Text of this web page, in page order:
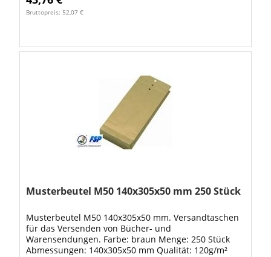
Bruttopreis: 52,07 €
Musterbeutel M50 140x305x50 mm 250 Stück
Musterbeutel M50 140x305x50 mm. Versandtaschen
für das Versenden von Bücher- und
Warensendungen. Farbe: braun Menge: 250 Stück
Abmessungen: 140x305x50 mm Qualität: 120g/m²